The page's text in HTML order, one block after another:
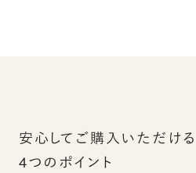
安心してご購入いただける
4つのポイント